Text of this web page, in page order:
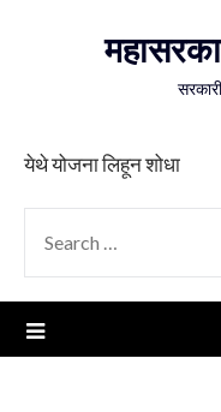
येथे योजना लिहून शोधा
FOR: